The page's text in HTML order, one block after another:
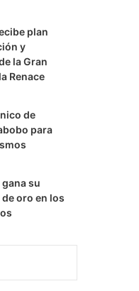
plan
y
la Gran
Renace
de
para
su
oro en los